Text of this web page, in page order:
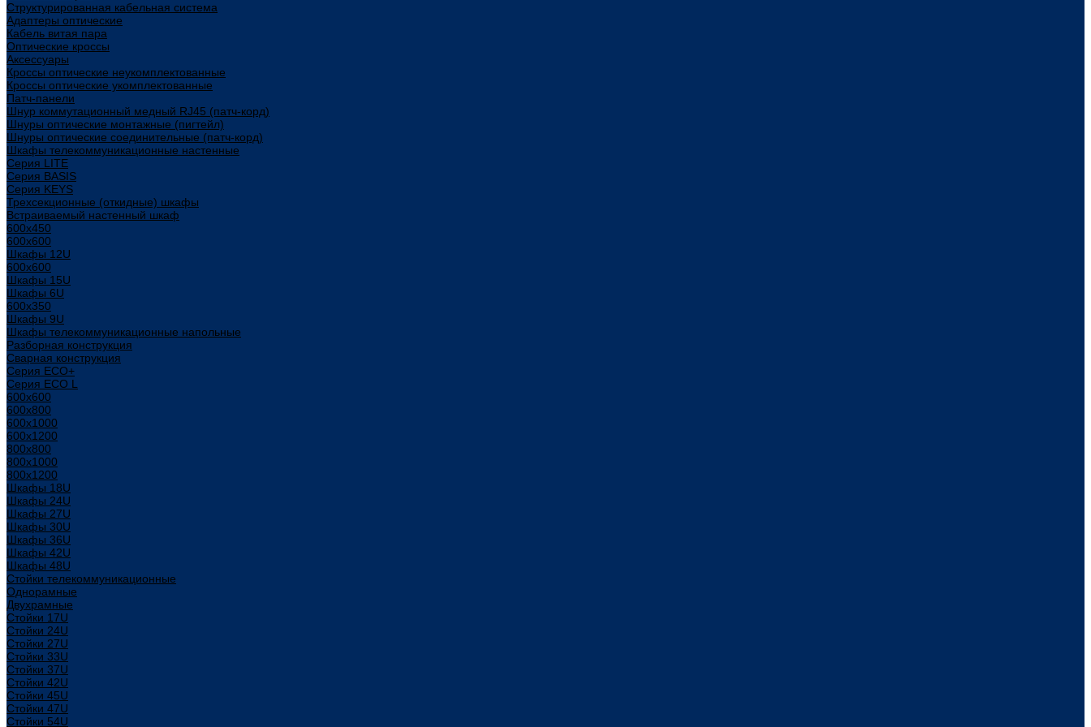
Структурированная кабельная система
Адаптеры оптические
Кабель витая пара
Оптические кроссы
Аксессуары
Кроссы оптические неукомплектованные
Кроссы оптические укомплектованные
Патч-панели
Шнур коммутационный медный RJ45 (патч-корд)
Шнуры оптические монтажные (пигтейл)
Шнуры оптические соединительные (патч-корд)
Шкафы телекоммуникационные настенные
Cерия LITE
Cерия BASIS
Cерия KEYS
Трехсекционные (откидные) шкафы
Встраиваемый настенный шкаф
600x450
600x600
Шкафы 12U
600x600
Шкафы 15U
Шкафы 6U
600x350
Шкафы 9U
Шкафы телекоммуникационные напольные
Разборная конструкция
Сварная конструкция
Серия ECO+
Серия ECO L
600x600
600x800
600х1000
600х1200
800x800
800х1000
800х1200
Шкафы 18U
Шкафы 24U
Шкафы 27U
Шкафы 30U
Шкафы 36U
Шкафы 42U
Шкафы 48U
Стойки телекоммуникационные
Однорамные
Двухрамные
Стойки 17U
Стойки 24U
Стойки 27U
Стойки 33U
Стойки 37U
Стойки 42U
Стойки 45U
Стойки 47U
Стойки 54U